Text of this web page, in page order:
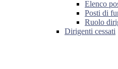
Elenco
Posti di
Ruolo
Dirigenti cessati